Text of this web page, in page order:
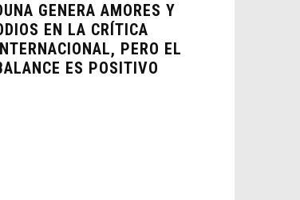
GENERA AMORES Y
EN LA CRÍTICA
PERO EL
ES POSITIVO